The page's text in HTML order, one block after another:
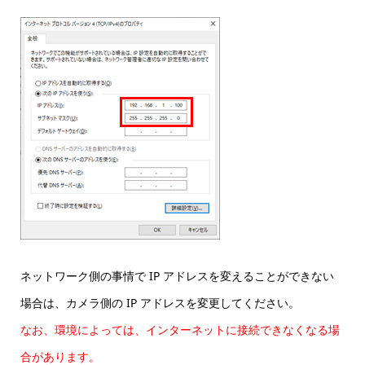
ネットワーク側の事情で IP アドレスを変えることができない
場合は、カメラ側の IP アドレスを変更してください。
なお、環境によっては、インターネットに接続できなくなる場
合があります。